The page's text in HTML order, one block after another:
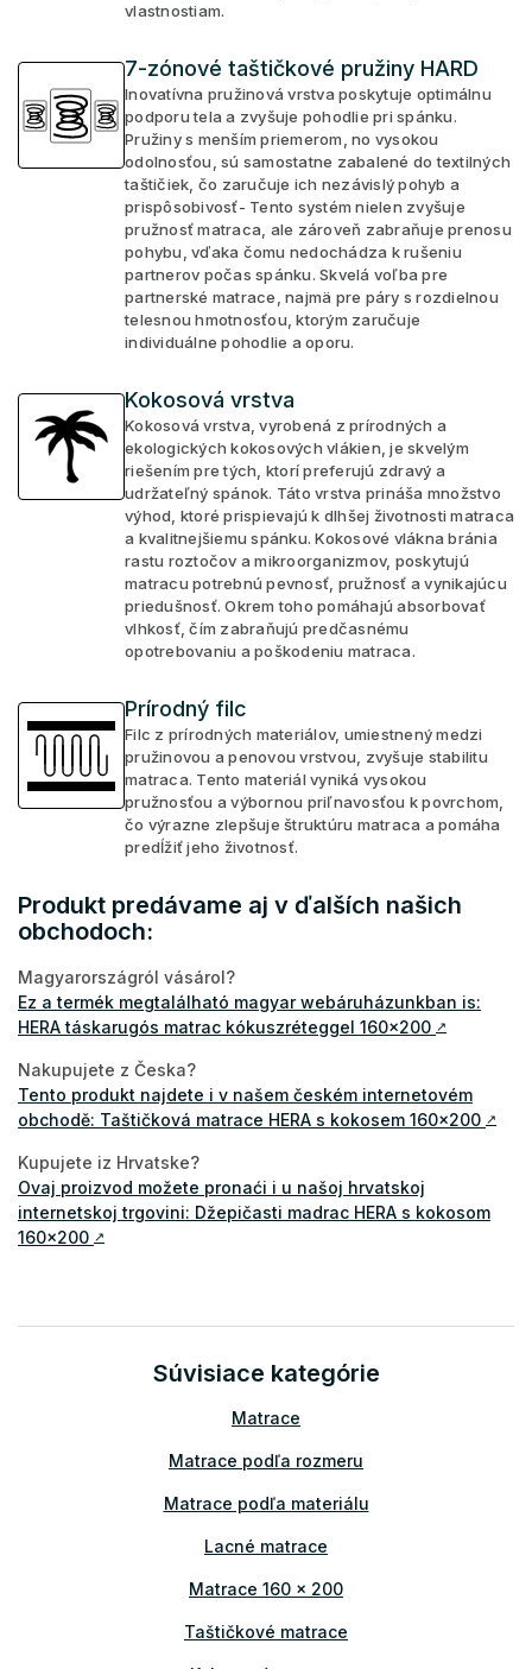
vlastnostiam.
7-zónové taštičkové pružiny HARD
Inovatívna pružinová vrstva poskytuje optimálnu
podporu tela a zvyšuje pohodlie pri spánku.
Pružiny s menším priemerom, no vysokou
odolnosťou, sú samostatne zabalené do textilných
taštičiek, čo zaručuje ich nezávislý pohyb a
prispôsobivosť- Tento systém nielen zvyšuje
pružnosť matraca, ale zároveň zabraňuje prenosu
pohybu, vďaka čomu nedochádza k rušeniu
partnerov počas spánku. Skvelá voľba pre
partnerské matrace, najmä pre páry s rozdielnou
telesnou hmotnosťou, ktorým zaručuje
individuálne pohodlie a oporu.
Kokosová vrstva
Kokosová vrstva, vyrobená z prírodných a
ekologických kokosových vlákien, je skvelým
riešením pre tých, ktorí preferujú zdravý a
udržateľný spánok. Táto vrstva prináša množstvo
výhod, ktoré prispievajú k dlhšej životnosti matraca
a kvalitnejšiemu spánku. Kokosové vlákna bránia
rastu roztočov a mikroorganizmov, poskytujú
matracu potrebnú pevnosť, pružnosť a vynikajúcu
priedušnosť. Okrem toho pomáhajú absorbovať
vlhkosť, čím zabraňujú predčasnému
opotrebovaniu a poškodeniu matraca.
Prírodný filc
Filc z prírodných materiálov, umiestnený medzi
pružinovou a penovou vrstvou, zvyšuje stabilitu
matraca. Tento materiál vyniká vysokou
pružnosťou a výbornou priľnavosťou k povrchom,
čo výrazne zlepšuje štruktúru matraca a pomáha
predĺžiť jeho životnosť.
Produkt predávame aj v ďalších našich
obchodoch:
Magyarországról vásárol?
Ez a termék megtalálható magyar webáruházunkban is:
HERA táskarugós matrac kókuszréteggel 160x200 ↗
Nakupujete z Česka?
Tento produkt najdete i v našem českém internetovém
obchodě: Taštičková matrace HERA s kokosem 160x200 ↗
Kupujete iz Hrvatske?
Ovaj proizvod možete pronaći i u našoj hrvatskoj
internetskoj trgovini: Džepičasti madrac HERA s kokosom
160x200 ↗
Súvisiace kategórie
Matrace
Matrace podľa rozmeru
Matrace podľa materiálu
Lacné matrace
Matrace 160 x 200
Taštičkové matrace